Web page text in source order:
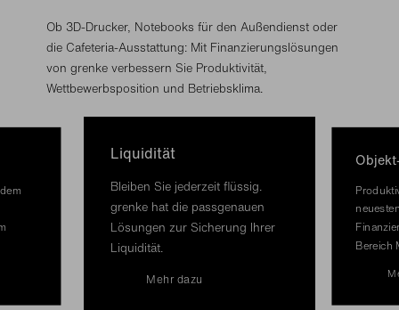
Ob 3D-Drucker, Notebooks für den Außendienst oder
die Cafeteria-Ausstattung: Mit Finanzierungslösungen
von grenke verbessern Sie Produktivität,
Wettbewerbsposition und Betriebsklima.
Liquidität
Bleiben Sie jederzeit flüssig.
grenke hat die passgenauen
Lösungen zur Sicherung Ihrer
Liquidität.
Mehr dazu
Bereich